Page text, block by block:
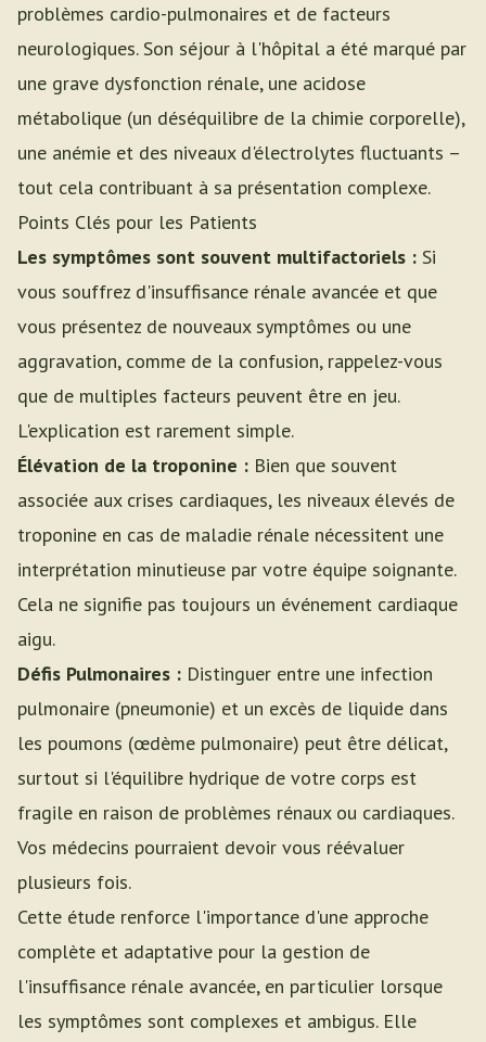
problèmes cardio-pulmonaires et de facteurs
neurologiques. Son séjour à l'hôpital a été marqué par
une grave dysfonction rénale, une acidose
métabolique (un déséquilibre de la chimie corporelle),
une anémie et des niveaux d'électrolytes fluctuants –
tout cela contribuant à sa présentation complexe.
Points Clés pour les Patients
Les symptômes sont souvent multifactoriels : Si
vous souffrez d'insuffisance rénale avancée et que
vous présentez de nouveaux symptômes ou une
aggravation, comme de la confusion, rappelez-vous
que de multiples facteurs peuvent être en jeu.
L'explication est rarement simple.
Élévation de la troponine : Bien que souvent
associée aux crises cardiaques, les niveaux élevés de
troponine en cas de maladie rénale nécessitent une
interprétation minutieuse par votre équipe soignante.
Cela ne signifie pas toujours un événement cardiaque
aigu.
Défis Pulmonaires : Distinguer entre une infection
pulmonaire (pneumonie) et un excès de liquide dans
les poumons (œdème pulmonaire) peut être délicat,
surtout si l'équilibre hydrique de votre corps est
fragile en raison de problèmes rénaux ou cardiaques.
Vos médecins pourraient devoir vous réévaluer
plusieurs fois.
Cette étude renforce l'importance d'une approche
complète et adaptative pour la gestion de
l'insuffisance rénale avancée, en particulier lorsque
les symptômes sont complexes et ambigus. Elle